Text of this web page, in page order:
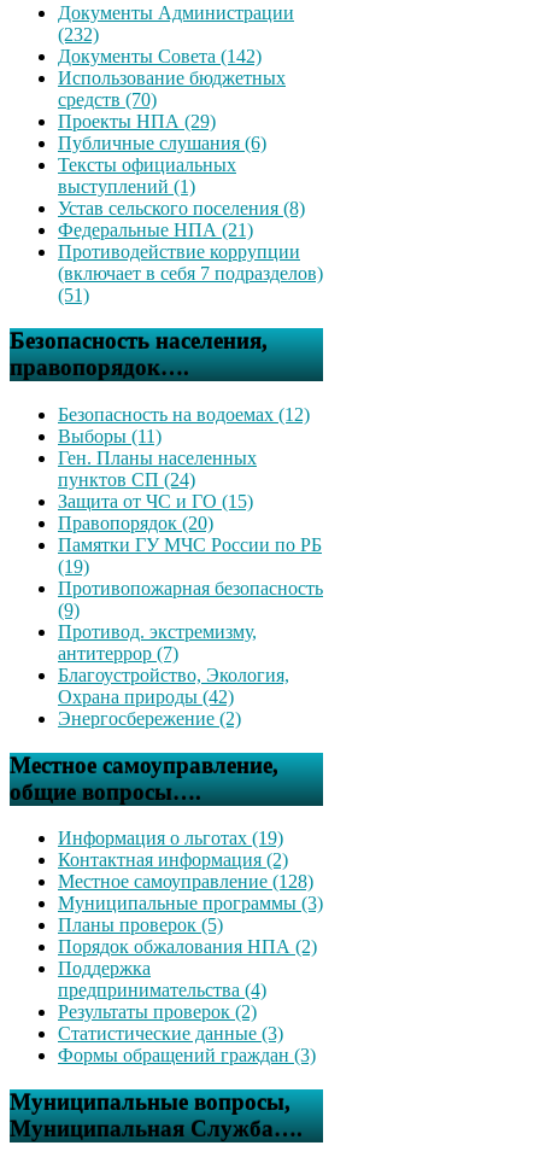
Документы Администрации
(232)
Документы Совета (142)
Использование бюджетных
средств (70)
Проекты НПА (29)
Публичные слушания (6)
Тексты официальных
выступлений (1)
Устав сельского поселения (8)
Федеральные НПА (21)
Противодействие коррупции
(включает в себя 7 подразделов)
(51)
Безопасность населения,
правопорядок….
Безопасность на водоемах (12)
Выборы (11)
Ген. Планы населенных
пунктов СП (24)
Защита от ЧС и ГО (15)
Правопорядок (20)
Памятки ГУ МЧС России по РБ
(19)
Противопожарная безопасность
(9)
Противод. экстремизму,
антитеррор (7)
Благоустройство, Экология,
Охрана природы (42)
Энергосбережение (2)
Местное самоуправление,
общие вопросы….
Информация о льготах (19)
Контактная информация (2)
Местное самоуправление (128)
Муниципальные программы (3)
Планы проверок (5)
Порядок обжалования НПА (2)
Поддержка
предпринимательства (4)
Результаты проверок (2)
Статистические данные (3)
Формы обращений граждан (3)
Муниципальные вопросы,
Муниципальная Служба….